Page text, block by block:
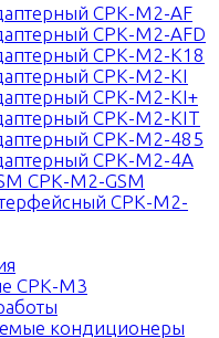
СРК-М2-AF
СРК-М2-AFD
СРК-М2-К18
СРК-М2-KI
СРК-М2-KI+
СРК-М2-KIT
СРК-М2-485
СРК-М2-4A
СРК-М2-GSM
СРК-М2-
СРК-М3
кондиционеры